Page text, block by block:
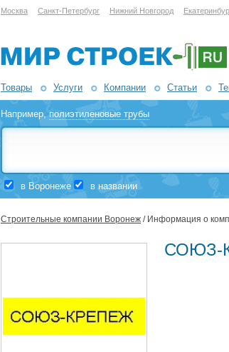
Москва Санкт-Петербург Нижний Новгород
Товары Услуги Компании Статьи
Например,полиэтиленовые трубы
в Воронеже в названии
Строительные компании Воронеж / Информация о
СОЮЗ-